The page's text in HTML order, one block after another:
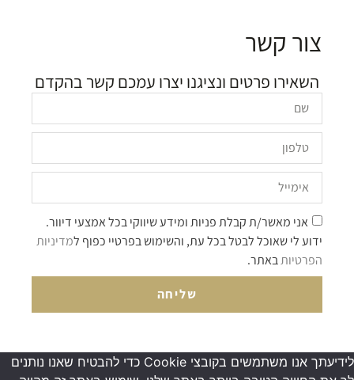
צור קשר
השאירו פרטים ונציגנו יצרו עמכם קשר בהקדם
אני מאשר/ת קבלת פניות ומידע שיווקי בכל אמצעי דיוור.
ידוע לי שאוכל לבטל בכל עת, והשימוש בפרטיי כפוף למדיניות
הפרטיותבאתר.
שליחה
לידיעתך אנו משתמשים בקובצי Cookie כדי להבטיח שאנו נותנים